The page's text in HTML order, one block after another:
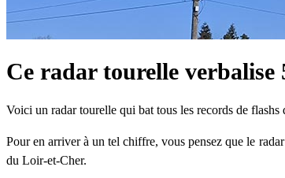
Ce radar tourelle verbalise
Voici un radar tourelle qui bat tous les records de
Pour en arriver à un tel chiffre, vous pensez que le
du Loir-et-Cher.